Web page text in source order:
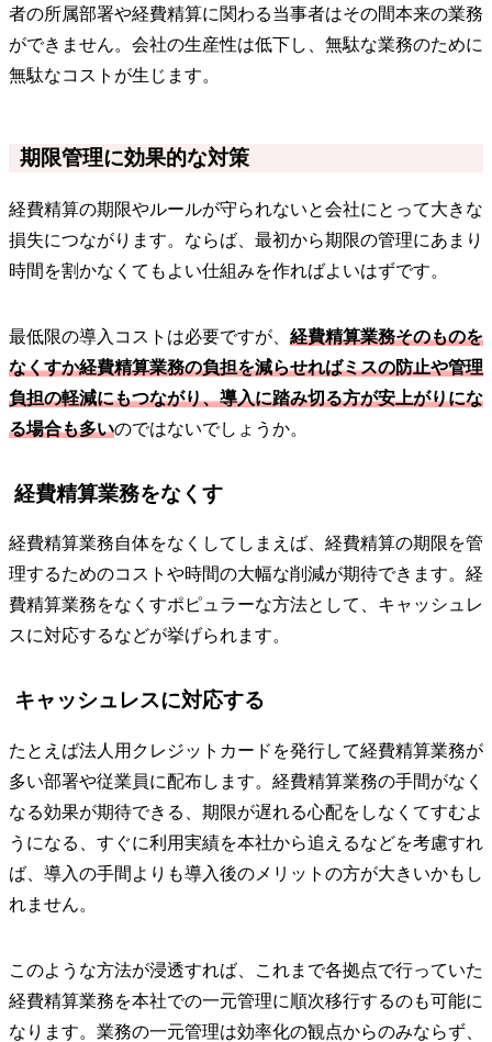
者の所属部署や経費精算に関わる当事者はその間本来の業務
ができません。会社の生産性は低下し、無駄な業務のために
無駄なコストが生じます。
期限管理に効果的な対策
経費精算の期限やルールが守られないと会社にとって大きな
損失につながります。ならば、最初から期限の管理にあまり
時間を割かなくてもよい仕組みを作ればよいはずです。
最低限の導入コストは必要ですが、 経費精算業務そのものを
なくすか経費精算業務の負担を減らせればミスの防止や管理
負担の軽減にもつながり、導入に踏み切る方が安上がりにな
る場合も多いのではないでしょうか。
経費精算業務をなくす
経費精算業務自体をなくしてしまえば、経費精算の期限を管
理するためのコストや時間の大幅な削減が期待できます。経
費精算業務をなくすポピュラーな方法として、キャッシュレ
スに対応するなどが挙げられます。
キャッシュレスに対応する
たとえば法人用クレジットカードを発行して経費精算業務が
多い部署や従業員に配布します。経費精算業務の手間がなく
なる効果が期待できる、期限が遅れる心配をしなくてすむよ
うになる、すぐに利用実績を本社から追えるなどを考慮すれ
ば、導入の手間よりも導入後のメリットの方が大きいかもし
れません。
このような方法が浸透すれば、これまで各拠点で行っていた
経費精算業務を本社での一元管理に順次移行するのも可能に
なります。業務の一元管理は効率化の観点からのみならず、